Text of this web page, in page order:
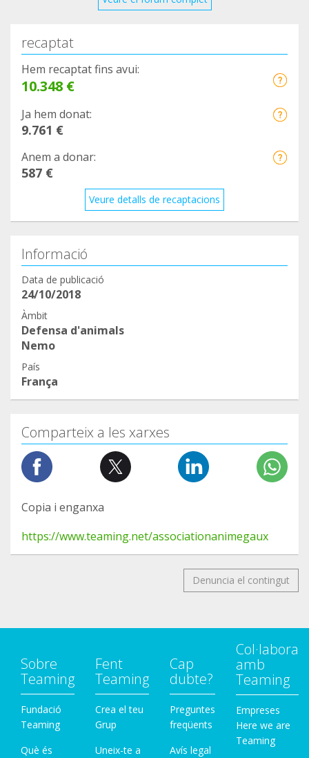
recaptat
Hem recaptat fins avui:
10.348 €
Ja hem donat:
9.761 €
Anem a donar:
587 €
Veure detalls de recaptacions
Informació
Data de publicació
24/10/2018
Àmbit
Defensa d'animals
Nemo
País
França
Comparteix a les xarxes
Copia i enganxa
https://www.teaming.net/associationanimegaux
Denuncia el contingut
Sobre
Teaming
Fundació
Teaming
Què és
Fent
Teaming
Crea el teu
Grup
Uneix-te a
Cap
dubte?
Preguntes
freqüents
Avís legal
Col·labora
amb
Teaming
Empreses
Here we are
Teaming